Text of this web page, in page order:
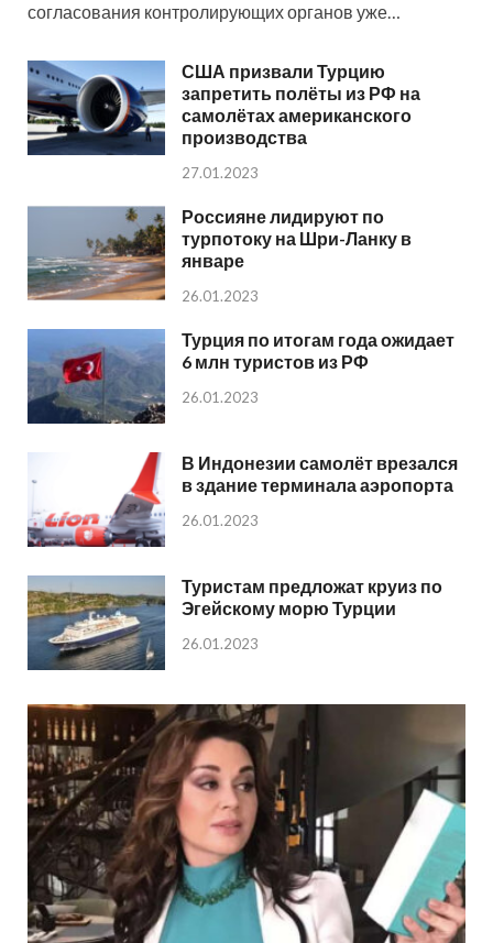
согласования контролирующих органов уже…
США призвали Турцию
запретить полёты из РФ на
самолётах американского
производства
27.01.2023
Россияне лидируют по
турпотоку на Шри-Ланку в
январе
26.01.2023
Турция по итогам года ожидает
6 млн туристов из РФ
26.01.2023
В Индонезии самолёт врезался
в здание терминала аэропорта
26.01.2023
Туристам предложат круиз по
Эгейскому морю Турции
26.01.2023